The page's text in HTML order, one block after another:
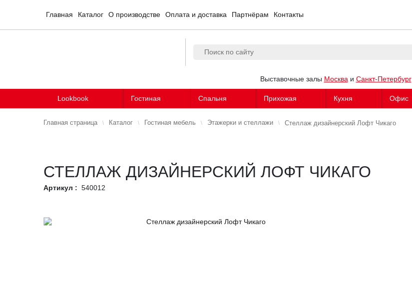
Главная Каталог О производстве Оплата и доставка Партнёрам Контакты
Выставочные залы Москва и Санкт-Петербург
Lookbook Гостиная Спальня Прихожая Кухня Офис
Главная страница Каталог Гостиная мебель Этажерки и стеллажи Стеллаж дизайнерский Лофт Чикаго
СТЕЛЛАЖ ДИЗАЙНЕРСКИЙ ЛОФТ ЧИКАГО
Артикул : 540012